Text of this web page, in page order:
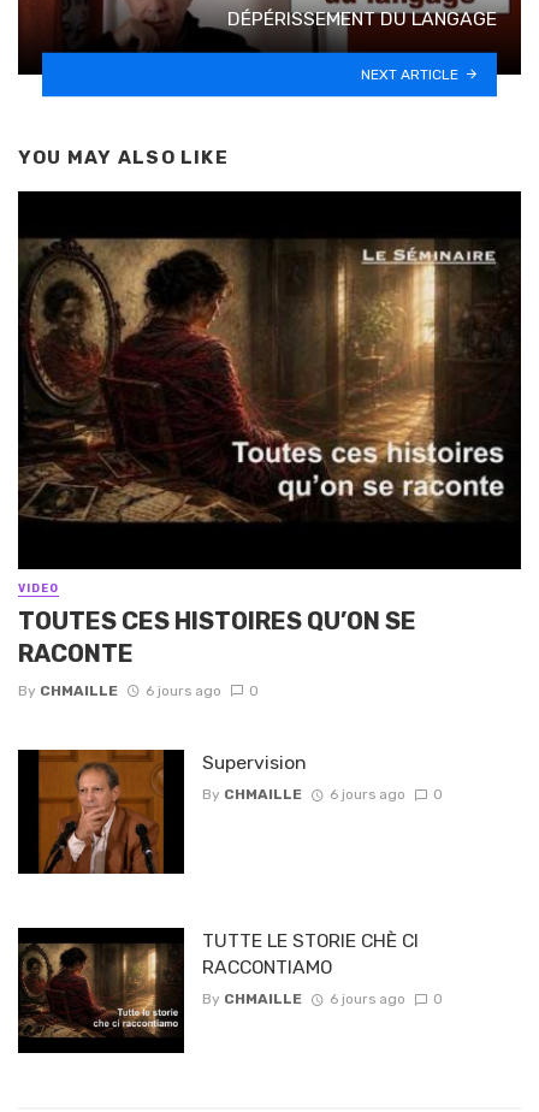
DÉPÉRISSEMENT DU LANGAGE
NEXT ARTICLE
YOU MAY ALSO LIKE
VIDEO
TOUTES CES HISTOIRES QU’ON SE
RACONTE
By CHMAILLE 6 jours ago 0
Supervision
By CHMAILLE 6 jours ago 0
TUTTE LE STORIE CHÈ CI
RACCONTIAMO
By CHMAILLE 6 jours ago 0